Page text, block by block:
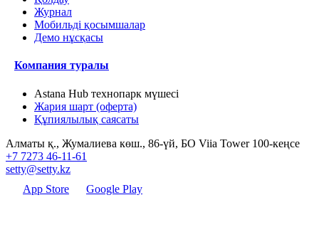
Журнал
Мобильді қосымшалар
Демо нұсқасы
Компания туралы
Astana Hub технопарк мүшесі
Жария шарт (оферта)
Құпиялылық саясаты
Алматы қ., Жумалиева көш., 86-үй, БО Viia Tower 100-кеңсе
+7 7273 46-11-61
setty@setty.kz
App Store
Google Play